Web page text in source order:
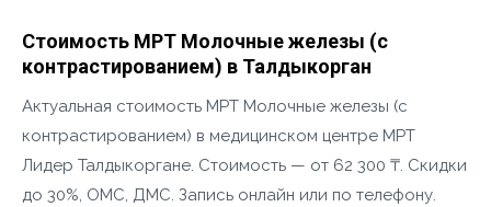
Стоимость МРТ Молочные железы (с
контрастированием) в Талдыкорган
Актуальная стоимость МРТ Молочные железы (с
контрастированием) в медицинском центре МРТ
Лидер Талдыкоргане. Стоимость — от 62 300 ₸. Скидки
до 30%, ОМС, ДМС. Запись онлайн или по телефону.